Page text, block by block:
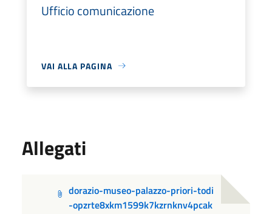
Ufficio comunicazione
VAI ALLA PAGINA
Allegati
dorazio-museo-palazzo-priori-todi
-opzrte8xkm1599k7kzrnknv4pcak